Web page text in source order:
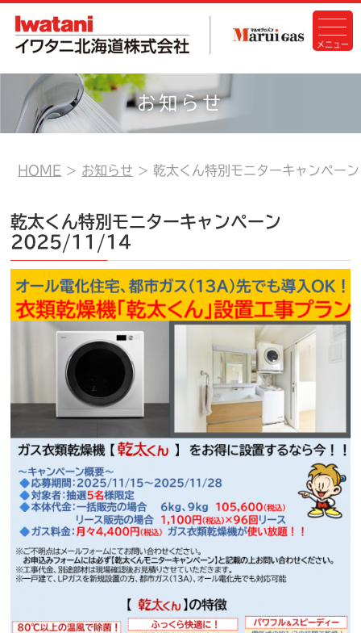
お知らせ
HOME お知らせ 乾太くん特別モニターキャンペーン
乾太くん特別モニターキャンペーン
2025/11/14